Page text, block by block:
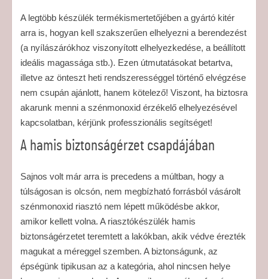
A legtöbb készülék termékismertetőjében a gyártó kitér
arra is, hogyan kell szakszerűen elhelyezni a berendezést
(a nyílászárókhoz viszonyított elhelyezkedése, a beállított
ideális magassága stb.). Ezen útmutatásokat betartva,
illetve az önteszt heti rendszerességgel történő elvégzése
nem csupán ajánlott, hanem kötelező! Viszont, ha biztosra
akarunk menni a szénmonoxid érzékelő elhelyezésével
kapcsolatban, kérjünk professzionális segítséget!
A hamis biztonságérzet csapdájában
Sajnos volt már arra is precedens a múltban, hogy a
túlságosan is olcsón, nem megbízható forrásból vásárolt
szénmonoxid riasztó nem lépett működésbe akkor,
amikor kellett volna. A riasztókészülék hamis
biztonságérzetet teremtett a lakókban, akik védve érezték
magukat a méreggel szemben. A biztonságunk, az
épségünk tipikusan az a kategória, ahol nincsen helye